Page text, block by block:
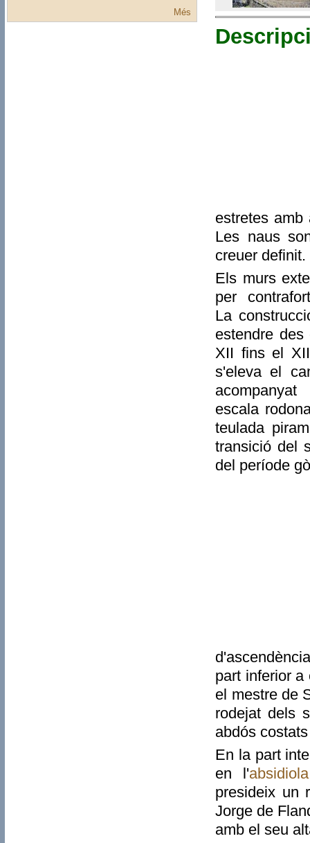
Més
estretes amb
Les naus
creuer definit.
Els murs
per
La
estendre
XII fins el
s'eleva el
escala
teulada
transició del
del període
part inferior
el mestre de
rodejat dels
abdós
En la part
en l'absidiola
presideix un
Jorge de
amb el seu